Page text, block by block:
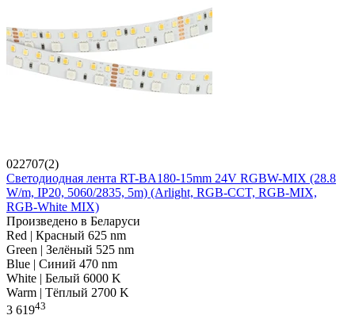
022707(2)
Светодиодная лента RT-BA180-15mm 24V RGBW-MIX (28.8
W/m, IP20, 5060/2835, 5m) (Arlight, RGB-CCT, RGB-MIX,
RGB-White MIX)
Произведено в Беларуси
Red | Красный 625 nm
Green | Зелёный 525 nm
Blue | Синий 470 nm
White | Белый 6000 K
Warm | Тёплый 2700 K
3 61943